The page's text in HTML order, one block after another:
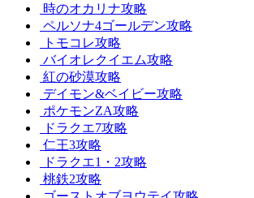
時のオカリナ攻略
ペルソナ4ゴールデン攻略
トモコレ攻略
バイオレクイエム攻略
紅の砂漠攻略
デイモン&ベイビー攻略
ポケモンZA攻略
ドラクエ7攻略
仁王3攻略
ドラクエ1・2攻略
桃鉄2攻略